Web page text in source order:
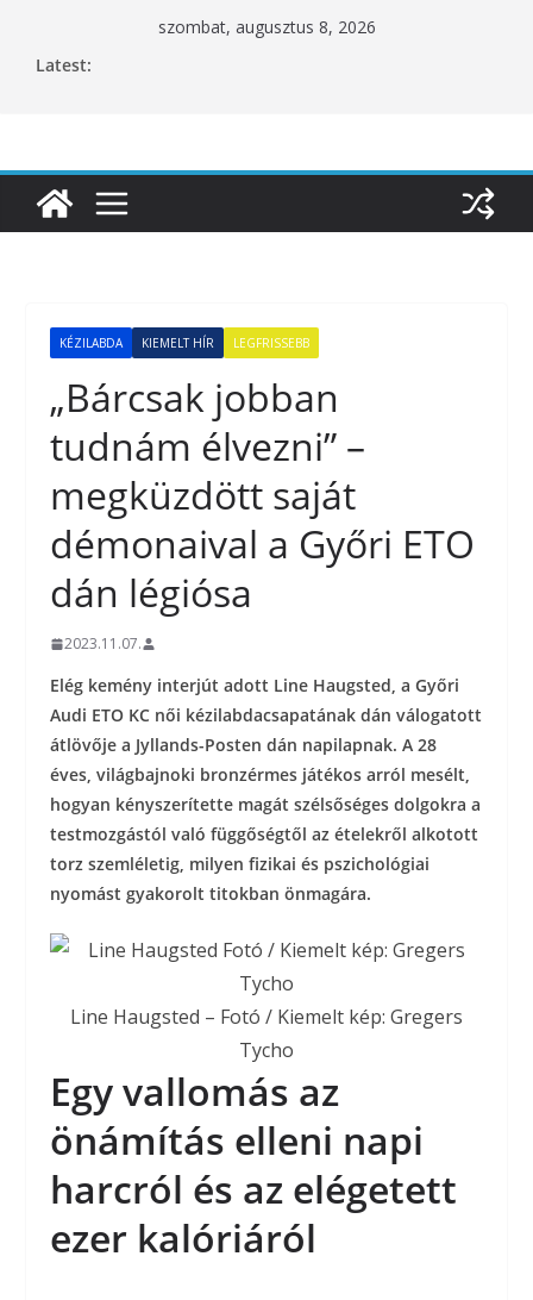
szombat, augusztus 8, 2026
Latest:
KÉZILABDA KIEMELT HÍR LEGFRISSEBB
„Bárcsak jobban
tudnám élvezni” –
megküzdött saját
démonaival a Győri ETO
dán légiósa
2023.11.07.
Elég kemény interjút adott Line Haugsted, a Győri
Audi ETO KC női kézilabdacsapatának dán válogatott
átlövője a Jyllands-Posten dán napilapnak. A 28
éves, világbajnoki bronzérmes játékos arról mesélt,
hogyan kényszerítette magát szélsőséges dolgokra a
testmozgástól való függőségtől az ételekről alkotott
torz szemléletig, milyen fizikai és pszichológiai
nyomást gyakorolt titokban önmagára.
Line Haugsted – Fotó / Kiemelt kép: Gregers
Tycho
Egy vallomás az
önámítás elleni napi
harcról és az elégetett
ezer kalóriáról